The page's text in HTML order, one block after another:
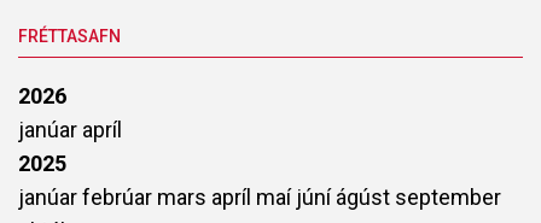
FRÉTTASAFN
2026
janúar apríl
2025
janúarfebrúar mars apríl maí júníágúst september